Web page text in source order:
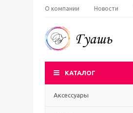
О компании Новости
КАТАЛОГ
Аксессуары